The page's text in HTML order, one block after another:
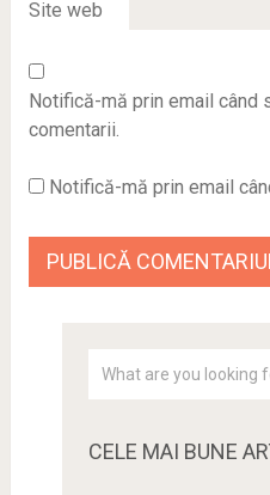
Site web
Notifică-mă prin email când
comentarii.
Notifică-mă prin email
CELE MAI BUNE